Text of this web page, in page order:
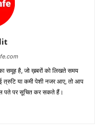
समूह है, जो ख़बरों को लिखते समय
त्रुटि या कमी पेशी नजर आए, तो आप
पते पर सूचित कर सकते हैं।